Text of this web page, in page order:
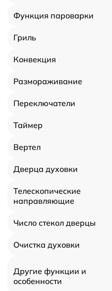
Функция пароварки
Гриль
Конвекция
Размораживание
Переключатели
Таймер
Вертел
Дверца духовки
Телескопические
направляющие
Число стекол дверцы
Очистка духовки
Другие функции и
особенности